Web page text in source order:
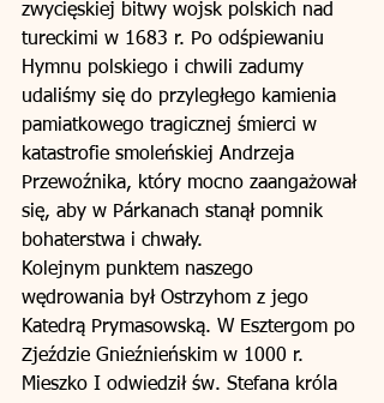
zwycięskiej bitwy wojsk polskich nad
tureckimi w 1683 r. Po odśpiewaniu
Hymnu polskiego i chwili zadumy
udaliśmy się do przyległego kamienia
pamiatkowego tragicznej śmierci w
katastrofie smoleńskiej Andrzeja
Przewoźnika, który mocno zaangażował
się, aby w Párkanach stanął pomnik
bohaterstwa i chwały.
Kolejnym punktem naszego
wędrowania był Ostrzyhom z jego
Katedrą Prymasowską. W Esztergom po
Zjeździe Gnieźnieńskim w 1000 r.
Mieszko I odwiedził św. Stefana króla